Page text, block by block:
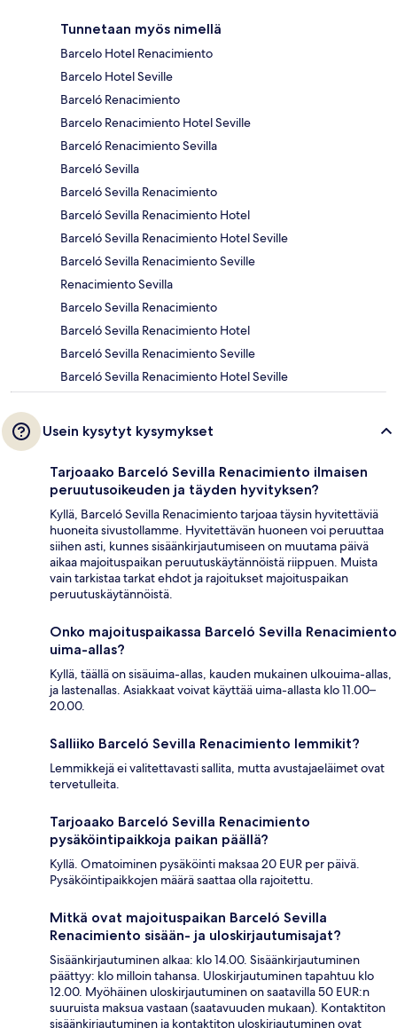
Tunnetaan myös nimellä
Barcelo Hotel Renacimiento
Barcelo Hotel Seville
Barceló Renacimiento
Barcelo Renacimiento Hotel Seville
Barceló Renacimiento Sevilla
Barceló Sevilla
Barceló Sevilla Renacimiento
Barceló Sevilla Renacimiento Hotel
Barceló Sevilla Renacimiento Hotel Seville
Barceló Sevilla Renacimiento Seville
Renacimiento Sevilla
Barcelo Sevilla Renacimiento
Barceló Sevilla Renacimiento Hotel
Barceló Sevilla Renacimiento Seville
Barceló Sevilla Renacimiento Hotel Seville
Usein kysytyt kysymykset
Tarjoaako Barceló Sevilla Renacimiento ilmaisen
peruutusoikeuden ja täyden hyvityksen?
Kyllä, Barceló Sevilla Renacimiento tarjoaa täysin hyvitettäviä
huoneita sivustollamme. Hyvitettävän huoneen voi peruuttaa
siihen asti, kunnes sisäänkirjautumiseen on muutama päivä
aikaa majoituspaikan peruutuskäytännöistä riippuen. Muista
vain tarkistaa tarkat ehdot ja rajoitukset majoituspaikan
peruutuskäytännöistä.
Onko majoituspaikassa Barceló Sevilla Renacimiento
uima-allas?
Kyllä, täällä on sisäuima-allas, kauden mukainen ulkouima-allas,
ja lastenallas. Asiakkaat voivat käyttää uima-allasta klo 11.00–
20.00.
Salliiko Barceló Sevilla Renacimiento lemmikit?
Lemmikkejä ei valitettavasti sallita, mutta avustajaeläimet ovat
tervetulleita.
Tarjoaako Barceló Sevilla Renacimiento
pysäköintipaikkoja paikan päällä?
Kyllä. Omatoiminen pysäköinti maksaa 20 EUR per päivä.
Pysäköintipaikkojen määrä saattaa olla rajoitettu.
Mitkä ovat majoituspaikan Barceló Sevilla
Renacimiento sisään- ja uloskirjautumisajat?
Sisäänkirjautuminen alkaa: klo 14.00. Sisäänkirjautuminen
päättyy: klo milloin tahansa. Uloskirjautuminen tapahtuu klo
12.00. Myöhäinen uloskirjautuminen on saatavilla 50 EUR:n
suuruista maksua vastaan (saatavuuden mukaan). Kontaktiton
sisäänkirjautuminen ja kontaktiton uloskirjautuminen ovat